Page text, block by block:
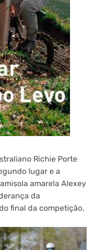
Richie Porte
lugar e a
amarela Alexey
da
final da competição.